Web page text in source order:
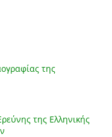
της
της Ελληνικής